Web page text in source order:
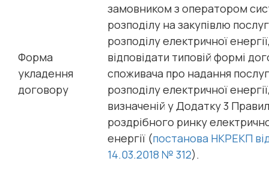
Форма
укладення
договору
замовником з оператором
розподілу на закупівлю
розподілу електричної
відповідати типовій формі
споживача про надання
розподілу електричної
визначеній у Додатку 3 Правил
роздрібного ринку
енергії (постанова НКРЕКП
14.03.2018 № 312).